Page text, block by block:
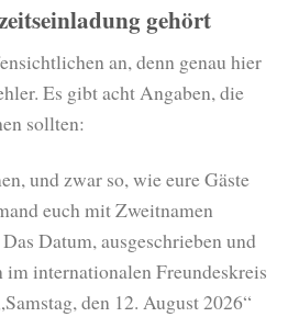
gehört
an, denn genau hier
Es gibt acht Angaben, die
sollten:
und zwar so, wie eure Gäste
euch mit Zweitnamen
Datum, ausgeschrieben und
im internationalen Freundeskreis
den 12. August 2026“